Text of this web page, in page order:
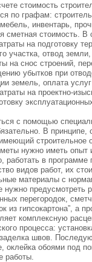
стоимость
по графам:
инвентарь,
сметная стоимость. В
на подготовку
участка, отвод земли,
на снос строений,
убытков при
земель, оплата
на проектно-
с помощью
В принципе,
строительное
нужно иметь опыт
работать в
видов работ, их
материалы с
нужно предусмотреть
перегородок,
из гипсокартона”, а
комплексную
процесса:
заделка швов.
оклейка обоями под
работы.